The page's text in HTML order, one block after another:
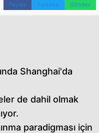
Paylaş Tweetle Gönder
Shanghai'da
de dahil olmak
paradigması için